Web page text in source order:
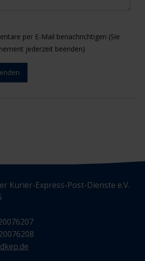
per E-Mail benachrichtigen (Sie
jederzeit beenden)
Kurier-Express-Post-Dienste e.V.